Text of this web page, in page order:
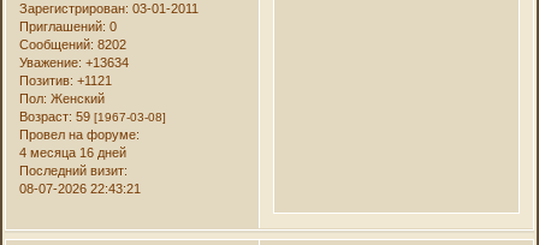
Зарегистрирован: 03-01-2011
Приглашений: 0
Сообщений: 8202
Уважение: +13634
Позитив: +1121
Пол: Женский
Возраст: 59[1967-03-08]
Провел на форуме:
4 месяца 16 дней
Последний визит:
08-07-2026 22:43:21